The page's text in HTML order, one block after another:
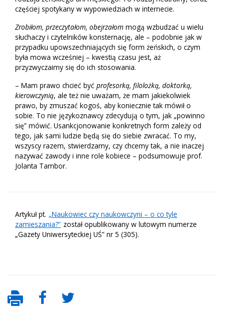
częściej spotykany w wypowiedziach w internecie.
Zrobiłom, przeczytałom, obejrzałom mogą wzbudzać u wielu
słuchaczy i czytelników konsternację, ale – podobnie jak w
przypadku upowszechniających się form żeńskich, o czym
była mowa wcześniej – kwestią czasu jest, aż
przyzwyczaimy się do ich stosowania.
– Mam prawo chcieć być profesorką, filolożką, doktorką,
kierowczynią, ale też nie uważam, że mam jakiekolwiek
prawo, by zmuszać kogoś, aby koniecznie tak mówił o
sobie. To nie językoznawcy zdecydują o tym, jak „powinno
się” mówić. Usankcjonowanie konkretnych form zależy od
tego, jak sami ludzie będą się do siebie zwracać. To my,
wszyscy razem, stwierdzamy, czy chcemy tak, a nie inaczej
nazywać zawody i inne role kobiece – podsumowuje prof.
Jolanta Tambor.
Artykuł pt. „Naukowiec czy naukowczyni – o co tyle
zamieszania?” został opublikowany w lutowym numerze
„Gazety Uniwersyteckiej UŚ” nr 5 (305).